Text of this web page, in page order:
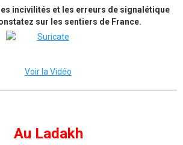
incivilités et les erreurs de signalétique
sur les sentiers de France.
Voir la Vidéo
Au Ladakh